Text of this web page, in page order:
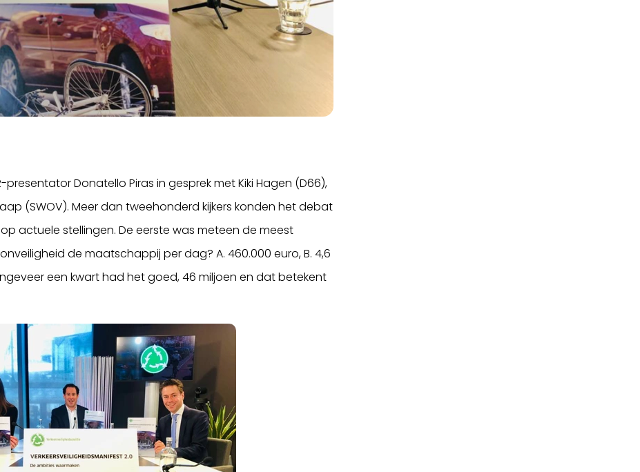
presentator Donatello Piras in gesprek met Kiki Hagen (D66),
(SWOV). Meer dan tweehonderd kijkers konden het debat
actuele stellingen. De eerste was meteen de meest
de maatschappij per dag? A. 460.000 euro, B. 4,6
een kwart had het goed, 46 miljoen en dat betekent